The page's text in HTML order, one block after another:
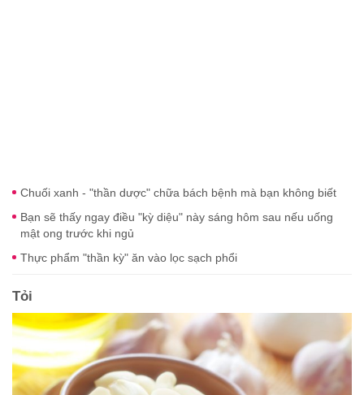
Chuối xanh - "thần dược" chữa bách bệnh mà bạn không biết
Bạn sẽ thấy ngay điều "kỳ diệu" này sáng hôm sau nếu uống
mật ong trước khi ngủ
Thực phẩm "thần kỳ" ăn vào lọc sạch phổi
Tỏi